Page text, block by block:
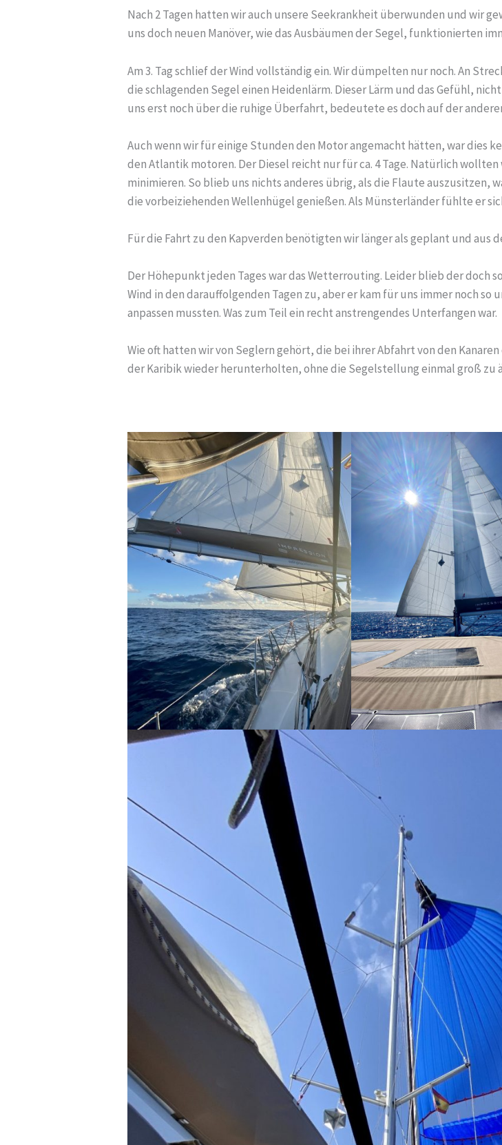
Nach 2 Tagen hatten wir auch unsere Seekrankheit überwunden und wir
uns doch neuen Manöver, wie das Ausbäumen der Segel, funktionierten
Am 3. Tag schlief der Wind vollständig ein. Wir dümpelten nur noch. An
die schlagenden Segel einen Heidenlärm. Dieser Lärm und das Gefühl,
uns erst noch über die ruhige Überfahrt, bedeutete es doch auf der
Auch wenn wir für einige Stunden den Motor angemacht hätten, war dies
den Atlantik motoren. Der Diesel reicht nur für ca. 4 Tage. Natürlich
minimieren. So blieb uns nichts anderes übrig, als die Flaute auszusitzen,
die vorbeiziehenden Wellenhügel genießen. Als Münsterländer fühlte er
Für die Fahrt zu den Kapverden benötigten wir länger als geplant und aus
Der Höhepunkt jeden Tages war das Wetterrouting. Leider blieb der doch
Wind in den darauffolgenden Tagen zu, aber er kam für uns immer noch
anpassen mussten. Was zum Teil ein recht anstrengendes Unterfangen war.
Wie oft hatten wir von Seglern gehört, die bei ihrer Abfahrt von den
der Karibik wieder herunterholten, ohne die Segelstellung einmal groß zu